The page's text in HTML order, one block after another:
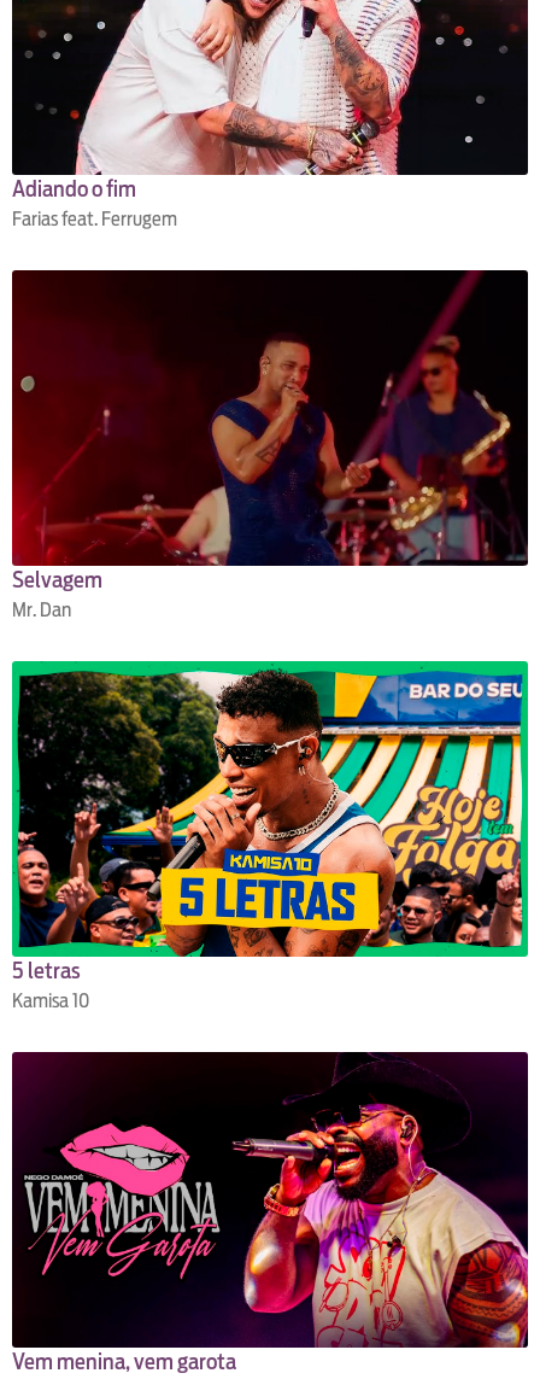
Adiando o fim
Farias feat. Ferrugem
Selvagem
Mr. Dan
5 letras
Kamisa 10
Vem menina, vem garota